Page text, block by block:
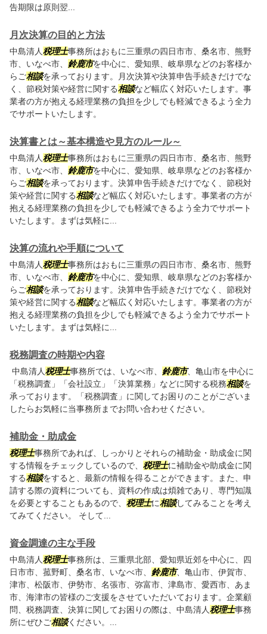
告期限は原則翌...
月次決算の目的と方法
中島清人税理士事務所はおもに三重県の四日市市、桑名市、熊野
市、いなべ市、 鈴鹿市を中心に、愛知県、岐阜県などのお客様か
らご相談を承っております。月次決算や決算申告手続きだけでな
く、節税対策や経営に関する相談など幅広く対応いたします。事
業者の方が抱える経理業務の負担を少しでも軽減できるよう全力
でサポートいたします。
決算書とは～基本構造や見方のルール～
中島清人税理士事務所はおもに三重県の四日市市、桑名市、熊野
市、いなべ市、 鈴鹿市を中心に、愛知県、岐阜県などのお客様か
らご相談を承っております。決算申告手続きだけでなく、節税対
策や経営に関する相談など幅広く対応いたします。事業者の方が
抱える経理業務の負担を少しでも軽減できるよう全力でサポート
いたします。まずは気軽に...
決算の流れや手順について
中島清人税理士事務所はおもに三重県の四日市市、桑名市、熊野
市、いなべ市、 鈴鹿市を中心に、愛知県、岐阜県などのお客様か
らご相談を承っております。決算申告手続きだけでなく、節税対
策や経営に関する相談など幅広く対応いたします。事業者の方が
抱える経理業務の負担を少しでも軽減できるよう全力でサポート
いたします。まずは気軽に...
税務調査の時期や内容
中島清人税理士事務所では、いなべ市、 鈴鹿市、亀山市を中心に
「税務調査」「会社設立」「決算業務」などに関する税務相談を
承っております。「税務調査」に関してお困りのことがございま
したらお気軽に当事務所までお問い合わせください。
補助金・助成金
税理士事務所であれば、しっかりとそれらの補助金・助成金に関
する情報をチェックしているので、 税理士に補助金や助成金に関
する相談をすると、最新の情報を得ることができます。また、申
請する際の資料についても、資料の作成は煩雑であり、専門知識
を必要とすることもあるので、 税理士に相談してみることを考え
てみてください。 そして...
資金調達の主な手段
中島清人税理士事務所は、三重県北部、愛知県近郊を中心に、四
日市市、菰野町、桑名市、いなべ市、 鈴鹿市、亀山市、伊賀市、
津市、松阪市、伊勢市、名張市、弥富市、津島市、愛西市、あま
市、海津市の皆様のご支援をさせていただいております。企業顧
問、税務調査、決算に関してお困りの際は、中島清人税理士事務
所にぜひご相談ください。...